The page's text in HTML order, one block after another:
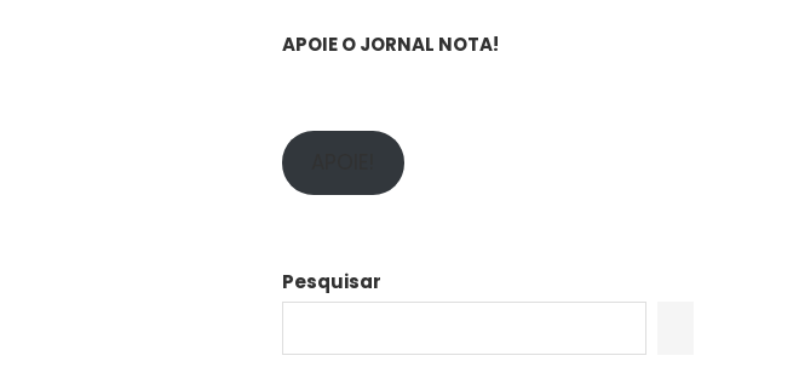
APOIE O JORNAL NOTA!
Pesquisar